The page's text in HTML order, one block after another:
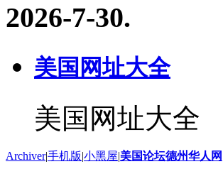
2026-7-30.
美国网址大全
美国网址大全
Archiver|手机版|小黑屋|美国论坛德州华人网